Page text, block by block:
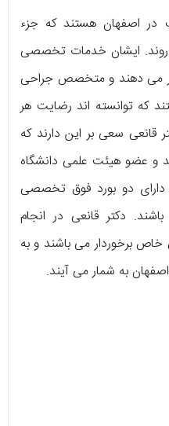
در اصفهان هستند که جزء
روند. ایشان خدمات تخصصی
می دهند و متخصص جراحی
که توانسته اند رضایت هر
قانعی سعی بر این دارند که
و عضو هیئت علمی دانشگاه
دو بورد فوق تخصصی
دکتر قانعی در انجام
خاص برخوردار می باشند و به
به شمار می آیند.